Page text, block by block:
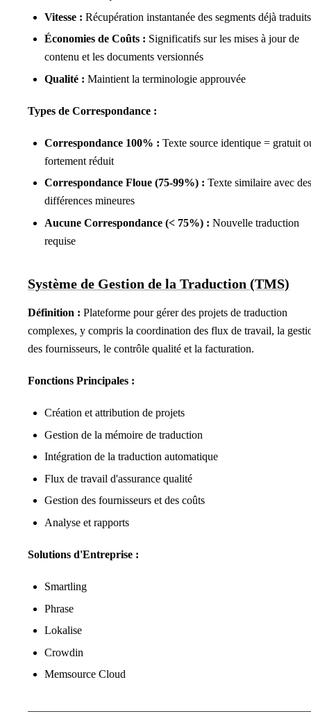
Vitesse : Récupération instantanée des segments déjà traduits
Économies de Coûts : Significatifs sur les mises à jour de
contenu et les documents versionnés
Qualité : Maintient la terminologie approuvée
Types de Correspondance :
Correspondance 100% : Texte source identique = gratuit
fortement réduit
Correspondance Floue (75-99%) : Texte similaire avec des
différences mineures
Aucune Correspondance (< 75%) : Nouvelle traduction
requise
Système de Gestion de la Traduction (TMS)
Définition : Plateforme pour gérer des projets de traduction
complexes, y compris la coordination des flux de travail, la
des fournisseurs, le contrôle qualité et la facturation.
Fonctions Principales :
Création et attribution de projets
Gestion de la mémoire de traduction
Intégration de la traduction automatique
Flux de travail d'assurance qualité
Gestion des fournisseurs et des coûts
Analyse et rapports
Solutions d'Entreprise :
Smartling
Phrase
Lokalise
Crowdin
Memsource Cloud